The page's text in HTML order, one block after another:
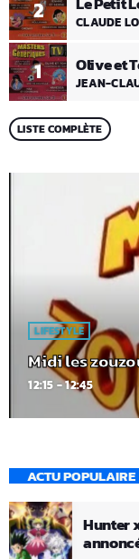
1 Olive et
JEAN-
2 CLAUDE
LISTE COMPLÈTE
LIFESTYLE
Midi les
12:15 - 12:45
ACTU POPULAIRE
Hunter